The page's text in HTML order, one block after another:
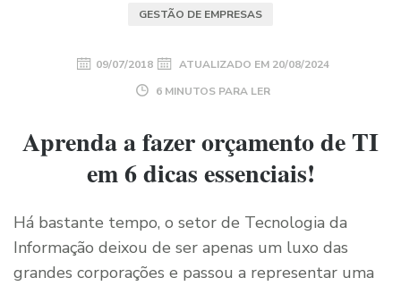
GESTÃO DE EMPRESAS
09/07/2018 ATUALIZADO EM 20/08/2024
6 MINUTOS PARA LER
Aprenda a fazer orçamento de TI
em 6 dicas essenciais!
Há bastante tempo, o setor de Tecnologia da
Informação deixou de ser apenas um luxo das
grandes corporações e passou a representar uma